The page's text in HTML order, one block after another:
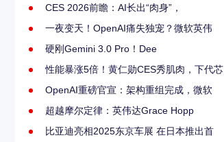
CES 2026前瞻：AI长出“肉身”，
一夜变天！OpenAI痛失独宠？微软英伟
硬刚Gemini 3.0 Pro！Dee
性能暴涨5倍！黄仁勋CES秀肌肉，下代芯
OpenAI重磅官宣：架构重组完成，微软
超越摩尔定律：英伟达Grace Hopp
比亚迪亮相2025东京车展 在日本推出首